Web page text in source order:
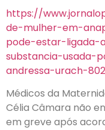
https://
de-mulher-em-
pode-estar-ligada-
substancia-usada-
andressa-urach-
Médicos da
Célia Câmara não
em greve após